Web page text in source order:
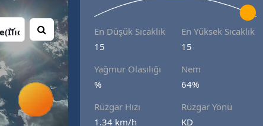
Ankara
Antalya
Artvin
Aydın
Balıkesir
En Düşük Sıcaklık
15
En Yüksek Sıcaklık
15
Yağmur Olasılığı
%
Nem
64%
Rüzgar Hızı
1.34 km/h
Rüzgar Yönü
KD